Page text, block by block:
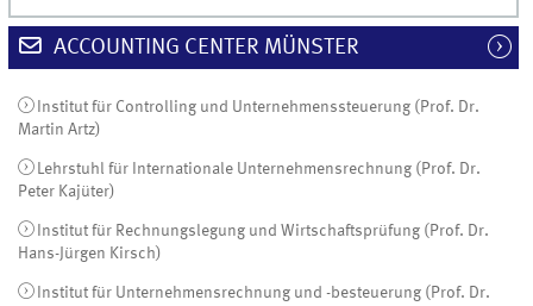
ACCOUNTING CENTER MÜNSTER
Institut für Controlling und Unternehmenssteuerung (Prof. Dr.
Martin Artz)
Lehrstuhl für Internationale Unternehmensrechnung (Prof. Dr.
Peter Kajüter)
Institut für Rechnungslegung und Wirtschaftsprüfung (Prof. Dr.
Hans-Jürgen Kirsch)
Institut für Unternehmensrechnung und -besteuerung (Prof. Dr.